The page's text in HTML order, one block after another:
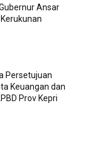
Ansar
Persetujuan
Keuangan dan
Prov Kepri